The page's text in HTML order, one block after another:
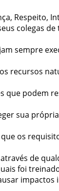
Respeito,
colegas
sempre
recursos
que podem
sua
os
de
foi
impactos